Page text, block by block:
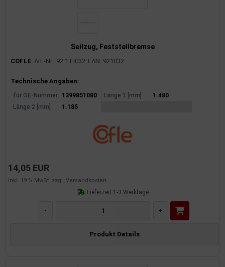
Seilzug, Feststellbremse
COFLE Art.-Nr.: 92.1.FI032 EAN: 921032
Produktinformationen
Technische Angaben:
für OE-Nummer 1399851080 Länge 1 [mm]
1.480
Länge 2 [mm]
1.185
14,05 EUR
inkl. 19 % MwSt. zzgl. Versandkosten
Lieferzeit:1-3 Werktage
- +
Produkt Details
Verbrauchsmaterial
Reifen